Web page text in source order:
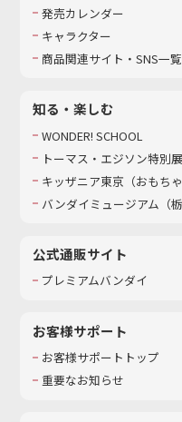
発売カレンダー
キャラクター
商品関連サイト・SNS一覧
知る・楽しむ
WONDER! SCHOOL
トーマス・エジソン特別展
キッザニア東京（おもち
バンダイミュージアム（栃
公式通販サイト
プレミアムバンダイ
お客様サポート
お客様サポートトップ
重要なお知らせ